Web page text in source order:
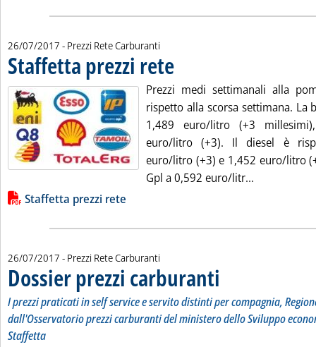
26/07/2017 - Prezzi Rete Carburanti
Staffetta prezzi rete
Prezzi medi settimanali alla
rispetto alla scorsa settimana. La
1,489 euro/litro (+3
euro/litro (+3). Il diesel è
euro/litro (+3) e 1,452 euro/litro
Gpl a 0,592 euro/litr...
Lista allegati PDF alla notizia
Staffetta prezzi rete
26/07/2017 - Prezzi Rete Carburanti
Dossier prezzi carburanti
I prezzi praticati in self service e servito distinti per compagnia,
dall'Osservatorio prezzi carburanti del ministero dello Sviluppo
Staffetta